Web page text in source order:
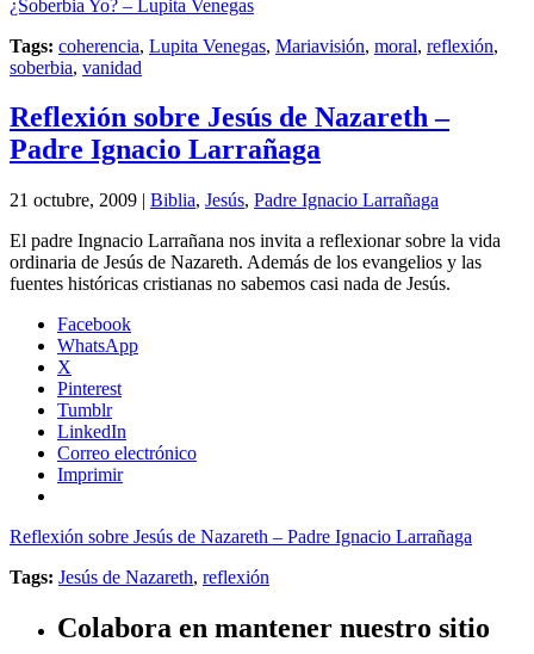
¿Soberbia Yo? – Lupita Venegas
Tags: coherencia, Lupita Venegas, Mariavisión, moral, reflexión,
soberbia, vanidad
Reflexión sobre Jesús de Nazareth –
Padre Ignacio Larrañaga
21 octubre, 2009 | Biblia, Jesús, Padre Ignacio Larrañaga
El padre Ingnacio Larrañana nos invita a reflexionar sobre la vida
ordinaria de Jesús de Nazareth. Además de los evangelios y las
fuentes históricas cristianas no sabemos casi nada de Jesús.
Facebook
WhatsApp
X
Pinterest
Tumblr
LinkedIn
Correo electrónico
Imprimir
Reflexión sobre Jesús de Nazareth – Padre Ignacio Larrañaga
Tags: Jesús de Nazareth, reflexión
Colabora en mantener nuestro sitio